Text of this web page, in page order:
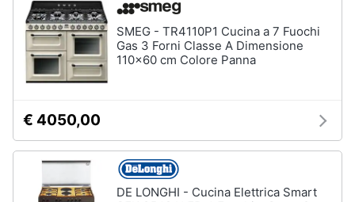
Macchine
da
cucire
professionali
Friggitrice
professionale
professionale
Vedi
SMEG - TR4110P1 Cucina a 7 Fuochi
Gas 3 Forni Classe A Dimensione
110x60 cm Colore Panna
€ 4050,00
DE LONGHI - Cucina Elettrica Smart